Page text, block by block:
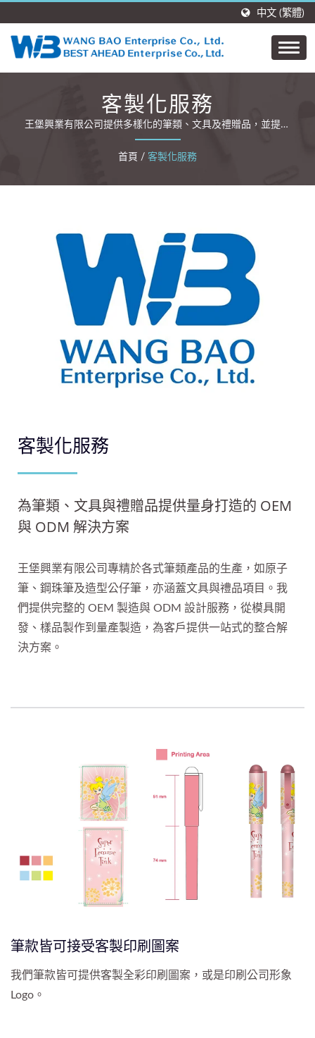
中文 (繁體)
客製化服務
王堡興業有限公司提供多樣化的筆類、文具及禮贈品，並提供
OEM 與 ODM 服務
首頁 / 客製化服務
客製化服務
為筆類、文具與禮贈品提供量身打造的 OEM
與 ODM 解決方案
王堡興業有限公司專精於各式筆類產品的生產，如原子
筆、鋼珠筆及造型公仔筆，亦涵蓋文具與禮品項目。我
們提供完整的 OEM 製造與 ODM 設計服務，從模具開
發、樣品製作到量產製造，為客戶提供一站式的整合解
決方案。
筆款皆可接受客製印刷圖案
我們筆款皆可提供客製全彩印刷圖案，或是印刷公司形象
Logo。